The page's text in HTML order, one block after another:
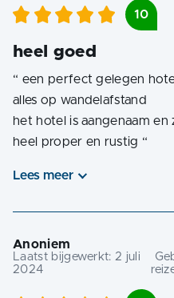
10
heel goed
“ een perfect gelegen
alles op wandelafstand
het hotel is aangenaam
heel proper en rustig “
Lees meer
Anoniem
Laatst bijgewerkt: 2 juli
2024